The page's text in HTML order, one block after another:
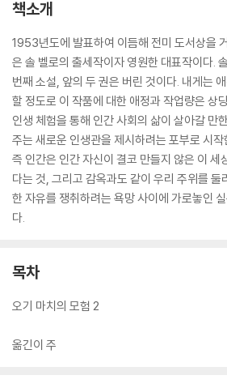
책소개
1953년도에 발표하여 이듬해 전미 도서상을 거
은 솔 벨로의 출세작이자 영원한 대표작이다.
번째 소설, 앞의 두 권은 버린 것이다. 내게는
할 정도로 이 작품에 대한 애정과 작업량은 상
인생 체험을 통해 인간 사회의 삶이 살아갈 만
주는 새로운 인생관을 제시하려는 포부로 시
즉 인간은 인간 자신이 결코 만들지 않은 이 세
다는 것, 그리고 감옥과도 같이 우리 주위를 둘
한 자유를 쟁취하려는 욕망 사이에 가로놓인
다.
목차
오기 마치의 모험 2
옮긴이 주